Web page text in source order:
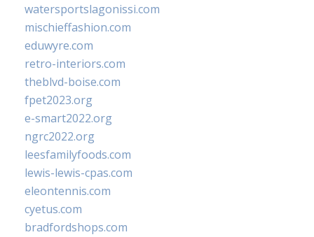
watersportslagonissi.com
mischieffashion.com
eduwyre.com
retro-interiors.com
theblvd-boise.com
fpet2023.org
e-smart2022.org
ngrc2022.org
leesfamilyfoods.com
lewis-lewis-cpas.com
eleontennis.com
cyetus.com
bradfordshops.com